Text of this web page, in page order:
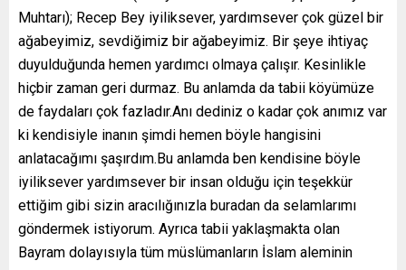
Muhtarı); Recep Bey iyiliksever, yardımsever çok güzel bir
ağabeyimiz, sevdiğimiz bir ağabeyimiz. Bir şeye ihtiyaç
duyulduğunda hemen yardımcı olmaya çalışır. Kesinlikle
hiçbir zaman geri durmaz. Bu anlamda da tabii köyümüze
de faydaları çok fazladır.Anı dediniz o kadar çok anımız var
ki kendisiyle inanın şimdi hemen böyle hangisini
anlatacağımı şaşırdım.Bu anlamda ben kendisine böyle
iyiliksever yardımsever bir insan olduğu için teşekkür
ettiğim gibi sizin aracılığınızla buradan da selamlarımı
göndermek istiyorum. Ayrıca tabii yaklaşmakta olan
Bayram dolayısıyla tüm müslümanların İslam aleminin